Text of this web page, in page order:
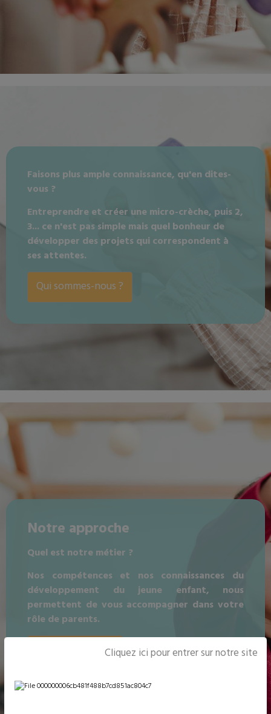
Faisons plus ample connaissance, qu'en dites-
vous ?
Entreprendre et créer une micro-crèche, puis 2,
3... ce n'est pas simple mais quel bonheur de
développer des projets qui correspondent à
ses attentes.
Qui sommes-nous ?
Notre approche
Quel est notre métier ?
Nos compétences et nos connaissances du
développement du jeune enfant, nous
permettent de vous accompagner dans votre
rôle de parents.
De quelle façon ?Cliquez ici pour entrer sur notre site